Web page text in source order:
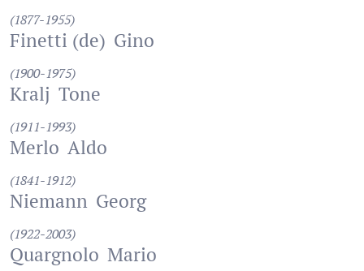
(1877-1955)
Finetti (de) Gino
(1900-1975)
Kralj Tone
(1911-1993)
Merlo Aldo
(1841-1912)
Niemann Georg
(1922-2003)
Quargnolo Mario